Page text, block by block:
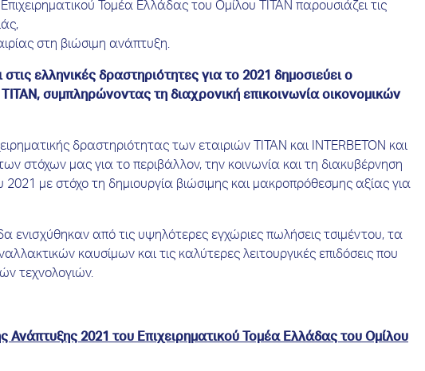
Τομέα Ελλάδας του Ομίλου ΤΙΤΑΝ παρουσιάζει τις
στη βιώσιμη ανάπτυξη.
ελληνικές δραστηριότητες για το 2021 δημοσιεύει ο
συμπληρώνοντας τη διαχρονική επικοινωνία οικονομικών
δραστηριότητας των εταιριών ΤΙΤΑΝ και INTERBETON και
στόχων μας για το περιβάλλον, την κοινωνία και τη διακυβέρνηση
2021 με στόχο τη δημιουργία βιώσιμης και μακροπρόθεσμης αξίας για
από τις υψηλότερες εγχώριες πωλήσεις τσιμέντου, τα
καυσίμων και τις καλύτερες λειτουργικές επιδόσεις που
τεχνολογιών.
Ανάπτυξης 2021 του Επιχειρηματικού Τομέα Ελλάδας του Ομίλου